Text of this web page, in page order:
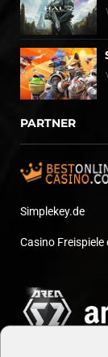
PARTNER
Simplekey.de
Casino